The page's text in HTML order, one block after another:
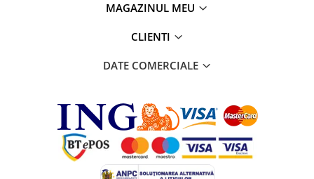
MAGAZINUL MEU
CLIENTI
DATE COMERCIALE